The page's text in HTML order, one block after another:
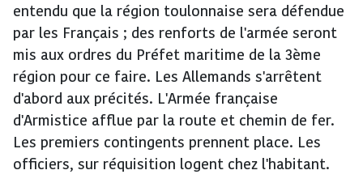
entendu que la région toulonnaise sera défendue
par les Français ; des renforts de l'armée seront
mis aux ordres du Préfet maritime de la 3ème
région pour ce faire. Les Allemands s'arrêtent
d'abord aux précités. L'Armée française
d'Armistice afflue par la route et chemin de fer.
Les premiers contingents prennent place. Les
officiers, sur réquisition logent chez l'habitant.